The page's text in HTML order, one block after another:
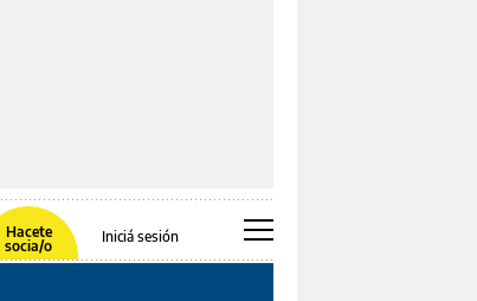
Hacete
socia/o
Iniciá sesión